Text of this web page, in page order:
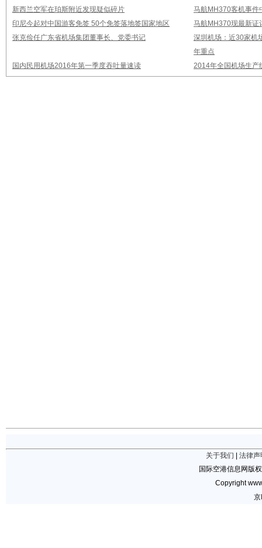
新西兰空军在珀斯附近发现疑似碎片
马航MH370客机事件
印尼今起对中国游客免签 50个免签落地签国家地区
马航MH370现最新证
张克俭任广东省机场集团董事长、党委书记
深圳机场：近30家机
年重点
国内民用机场2016年第一季度吞吐量速读
2014年全国机场生产
关于我们
法律声
国际空港信息网版
Copyright